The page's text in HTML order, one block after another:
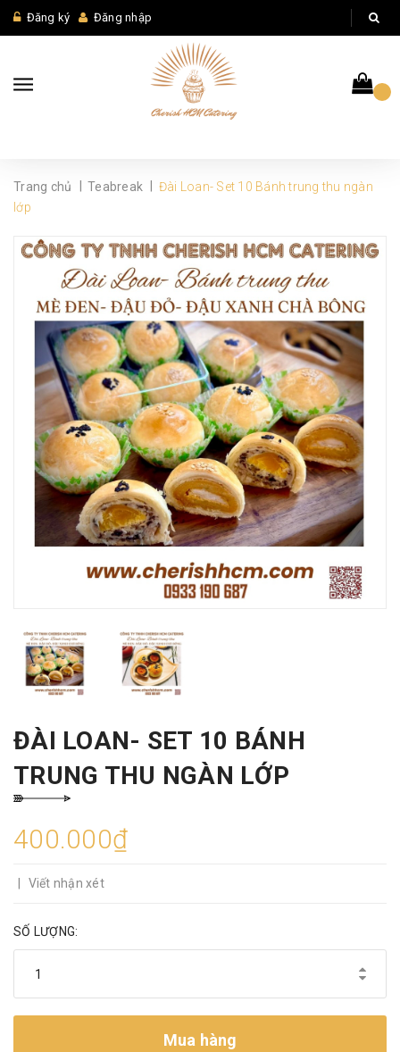
Đăng ký Đăng nhập
Trang chủ Teabreak
Đài Loan- Set 10 Bánh trung thu ngàn
lớp
ĐÀI LOAN- SET 10 BÁNH
TRUNG THU NGÀN LỚP
400.000₫
Viết nhận xét
SỐ LƯỢNG:
Mua hàng